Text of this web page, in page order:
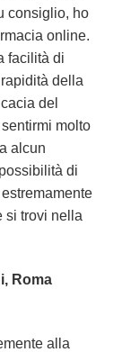
consiglio, ho
online.
facilità di
della
del
molto
alcun
di
si trovi nella
Roma
alla